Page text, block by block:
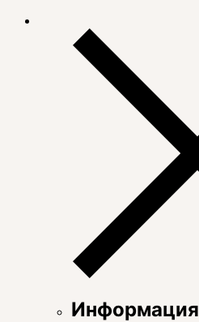
Информация